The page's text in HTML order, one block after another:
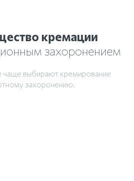
кремации
захоронением
чаще выбирают кремирование
захоронению.